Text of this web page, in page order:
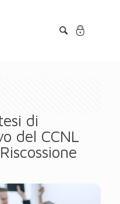
di
del CCNL